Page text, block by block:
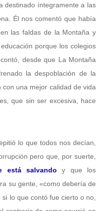
destinado íntegramente a las
Él nos comentó que había
las faldas de la Montaña y
porque los colegios
desde que La Montaña
la despoblación de la
una mejor calidad de vida
que sin ser excesiva, hace
lo que todos nos decían,
pero que, por suerte,
está salvando y que los
su gente, «como debería de
lo que contó fue cierto o no,